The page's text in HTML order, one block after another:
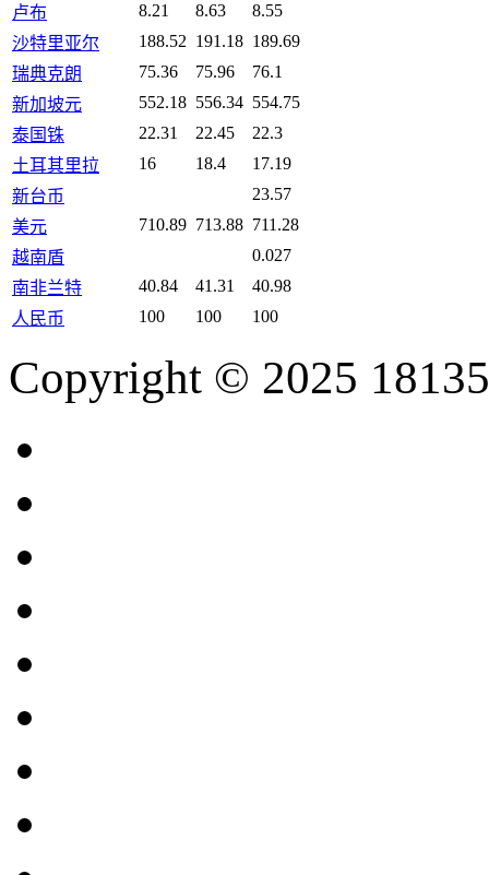
卢布
8.21 8.63
8.55
沙特里亚尔
188.52 191.18 189.69
瑞典克朗
75.36 75.96
76.1
新加坡元
552.18 556.34 554.75
泰国铢
22.31 22.45
22.3
土耳其里拉
16 18.4
17.19
新台币
23.57
美元
710.89 713.88 711.28
越南盾
0.027
南非兰特
40.84 41.31
40.98
人民币
100 100 100
Copyright © 2025